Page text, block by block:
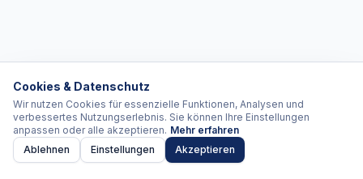
Cookies & Datenschutz
Wir nutzen Cookies für essenzielle Funktionen, Analysen und
verbessertes Nutzungserlebnis. Sie können Ihre Einstellungen
anpassen oder alle akzeptieren. Mehr erfahren
Ablehnen
Einstellungen Akzeptieren